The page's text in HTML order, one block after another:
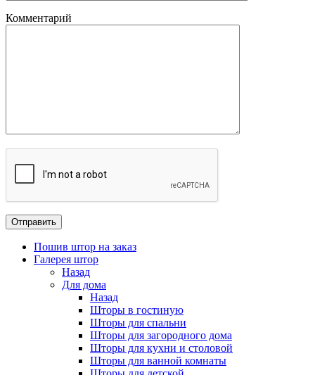
Комментарий
Пошив штор на заказ
Галерея штор
Назад
Для дома
Назад
Шторы в гостиную
Шторы для спальни
Шторы для загородного дома
Шторы для кухни и столовой
Шторы для ванной комнаты